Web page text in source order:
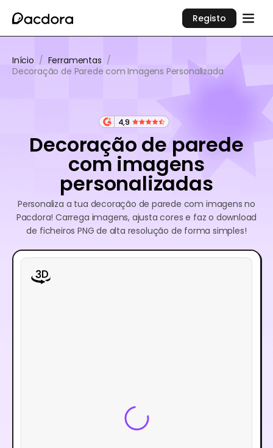
Registo
Início / Ferramentas /
Decoração de Parede com Imagens Personalizada
4,9
Decoração de parede
com imagens
personalizadas
Personaliza a tua decoração de parede com imagens no
Pacdora! Carrega imagens, ajusta cores e faz o download
de ficheiros PNG de alta resolução de forma simples!